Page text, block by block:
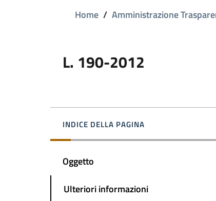
Home / Amministrazione
L. 190-2012
INDICE DELLA PAGINA
Oggetto
Ulteriori informazioni